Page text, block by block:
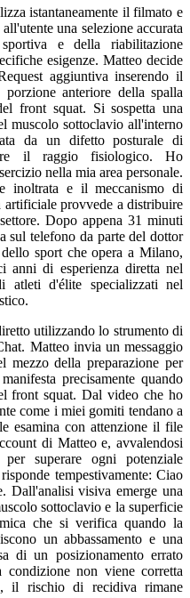
istantaneamente il filmato e
una selezione accurata
e della riabilitazione
esigenze. Matteo decide
aggiuntiva inserendo il
anteriore della spalla
front squat. Si sospetta una
muscolo sottoclavio all'interno
da un difetto posturale di
il raggio fisiologico. Ho
nella mia area personale.
inoltrata e il meccanismo di
artificiale provvede a distribuire
Dopo appena 31 minuti
sul telefono da parte del dottor
sport che opera a Milano,
anni di esperienza diretta nel
atleti d'élite specializzati nel
utilizzando lo strumento di
Matteo invia un messaggio
della preparazione per
precisamente quando
front squat. Dal video che ho
come i miei gomiti tendano a
esamina con attenzione il file
di Matteo e, avvalendosi
superare ogni potenziale
tempestivamente: Ciao
Dall'analisi visiva emerge una
sottoclavio e la superficie
che si verifica quando la
un abbassamento e una
di un posizionamento errato
condizione non viene corretta
il rischio di recidiva rimane